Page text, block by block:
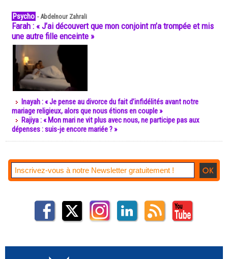
Psycho -Abdelnour Zahrali
Farah : « J’ai découvert que mon conjoint m’a trompée et mis
une autre fille enceinte »
Inayah : « Je pense au divorce du fait d’infidélités avant notre
mariage religieux, alors que nous étions en couple »
Rajiya : « Mon mari ne vit plus avec nous, ne participe pas aux
dépenses : suis-je encore mariée ? »